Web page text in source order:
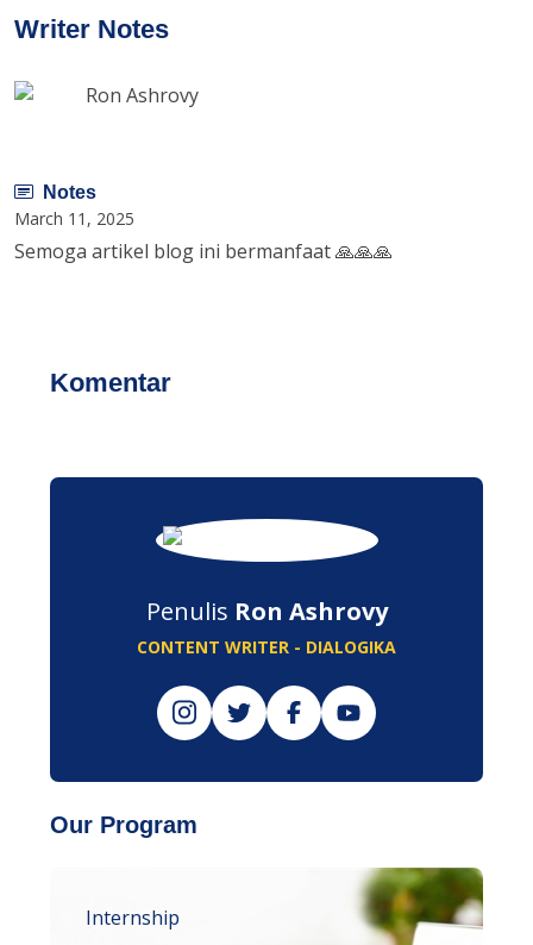
Writer Notes
Ron Ashrovy
Notes
March 11, 2025
Semoga artikel blog ini bermanfaat 🙏🙏🙏
Komentar
Penulis Ron Ashrovy
CONTENT WRITER - DIALOGIKA
Our Program
Internship